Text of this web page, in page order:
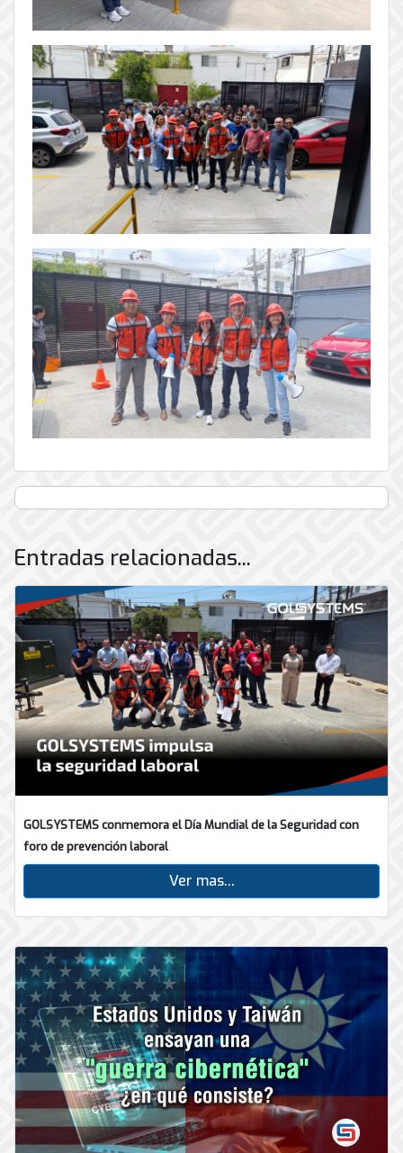
Entradas relacionadas...
GOLSYSTEMS conmemora el Día Mundial de la Seguridad con
foro de prevención laboral
Ver mas...